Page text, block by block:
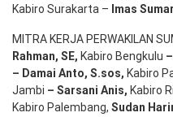
Kabiro Surakarta – Imas
MITRA KERJA PERWAKILAN
Rahman, SE, Kabiro Bengkulu
– Damai Anto, S.sos, Kabiro
Jambi – Sarsani Anis, Kabiro
Kabiro Palembang, Sudan